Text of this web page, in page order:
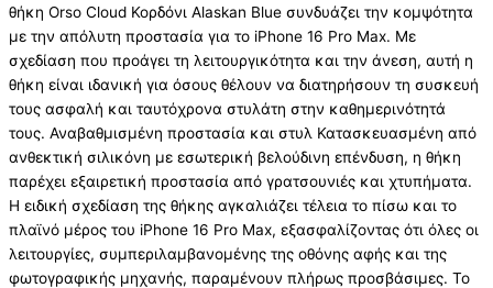
θήκη Orso Cloud Κορδόνι Alaskan Blue συνδυάζει την κομψότητα
με την απόλυτη προστασία για το iPhone 16 Pro Max. Με
σχεδίαση που προάγει τη λειτουργικότητα και την άνεση, αυτή η
θήκη είναι ιδανική για όσους θέλουν να διατηρήσουν τη συσκευή
τους ασφαλή και ταυτόχρονα στυλάτη στην καθημερινότητά
τους. Αναβαθμισμένη προστασία και στυλ Κατασκευασμένη από
ανθεκτική σιλικόνη με εσωτερική βελούδινη επένδυση, η θήκη
παρέχει εξαιρετική προστασία από γρατσουνιές και χτυπήματα.
Η ειδική σχεδίαση της θήκης αγκαλιάζει τέλεια το πίσω και το
πλαϊνό μέρος του iPhone 16 Pro Max, εξασφαλίζοντας ότι όλες οι
λειτουργίες, συμπεριλαμβανομένης της οθόνης αφής και της
φωτογραφικής μηχανής, παραμένουν πλήρως προσβάσιμες. Το